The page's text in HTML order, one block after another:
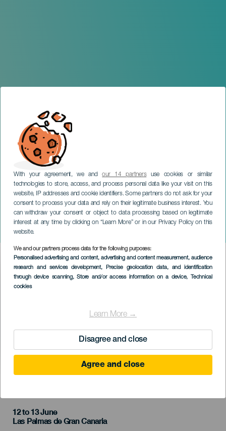
With your agreement, we andour 14 partnersuse cookies or similar
technologies to store, access, and process personal data like your visit on this
website, IP addresses and cookie identifiers. Some partners do not ask for your
consent to process your data and rely on their legitimate business interest. You
can withdraw your consent or object to data processing based on legitimate
interest at any time by clicking on “Learn More” or in our Privacy Policy on this
website.
We and our partners process data for the following purposes:
Personalised advertising and content, advertising and content measurement, audience
research and services development, Precise geolocation data, and identification
through device scanning, Store and/or access information on a device, Technical
cookies
Learn More →
Disagree and close
Agree and close
A rendkívüli élet Mariano
Tenconi Blanco tollából
GRAN CANARIA
Imagen
Listado
12 to 13 June
Localidad
Las Palmas de Gran Canaria